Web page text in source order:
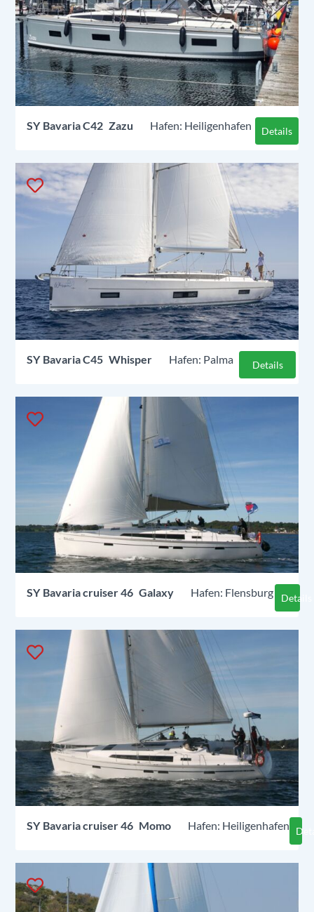
SY Bavaria C42 Zazu Heiligenhafen Details
SY Bavaria C45 Whisper Palma Details
SY Bavaria cruiser 46 Galaxy Flensburg Details
SY Bavaria cruiser 46 Momo Heiligenhafen